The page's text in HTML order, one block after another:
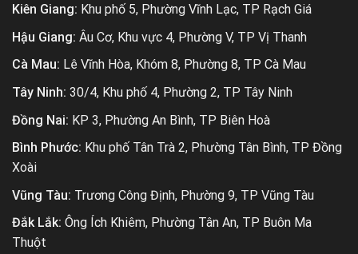
Kiên Giang: Khu phố 5, Phường Vĩnh Lạc, TP Rạch Giá
Hậu Giang: Âu Cơ, Khu vực 4, Phường V, TP Vị Thanh
Cà Mau: Lê Vĩnh Hòa, Khóm 8, Phường 8, TP Cà Mau
Tây Ninh: 30/4, Khu phố 4, Phường 2, TP Tây Ninh
Đồng Nai: KP 3, Phường An Bình, TP Biên Hoà
Bình Phước: Khu phố Tân Trà 2, Phường Tân Bình, TP Đồng
Xoài
Vũng Tàu: Trương Công Định, Phường 9, TP Vũng Tàu
Đắk Lắk: Ông Ích Khiêm, Phường Tân An, TP Buôn Ma
Thuột